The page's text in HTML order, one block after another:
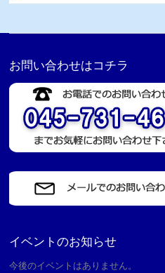
お問い合わせはコチラ
イベントのお知らせ
今後のイベントはありません。